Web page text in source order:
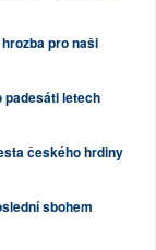
pro naši
padesáti letech
českého hrdiny
sbohem